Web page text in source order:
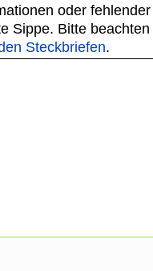
oder
Sippe. Bitte
Steckbriefen.